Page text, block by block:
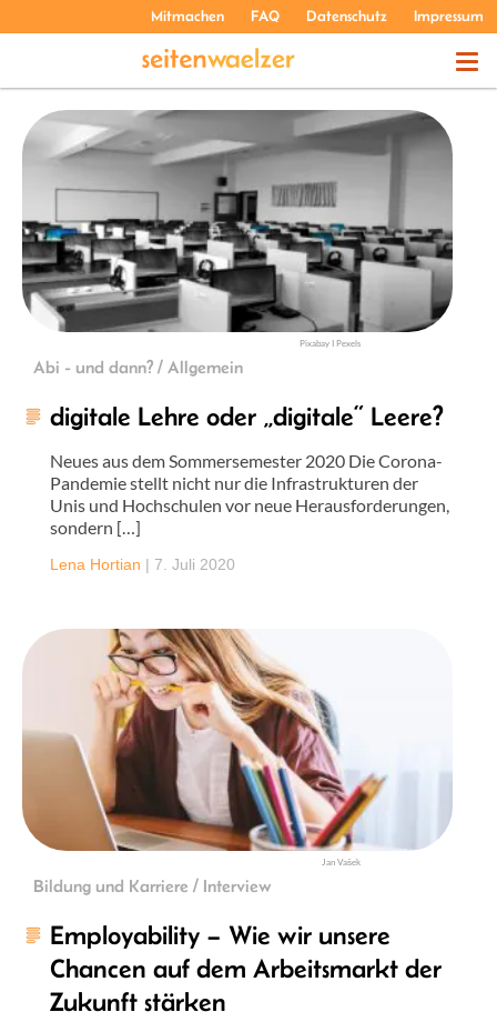
Mitmachen FAQ Datenschutz Impressum
PODCASTS
ÜBER UNS
Pixabay I Pexels
Abi - und dann? / Allgemein
digitale Lehre oder „digitale“ Leere?
Neues aus dem Sommersemester 2020 Die Corona-
Pandemie stellt nicht nur die Infrastrukturen der
Unis und Hochschulen vor neue Herausforderungen,
sondern […]
Lena Hortian | 7. Juli 2020
Jan Vašek
Bildung und Karriere / Interview
Employability – Wie wir unsere
Chancen auf dem Arbeitsmarkt der
Zukunft stärken